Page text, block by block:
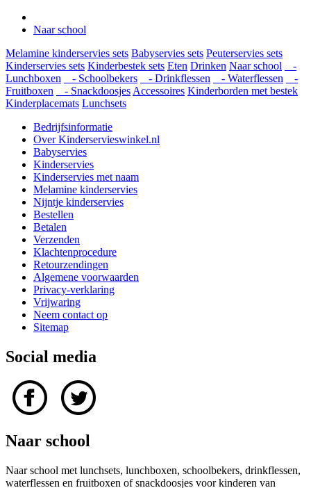
Naar school
Melamine kinderservies sets Babyservies sets Peuterservies sets
Kinderservies sets Kinderbestek sets Eten Drinken Naar school
-
Lunchboxen
- Schoolbekers - Drinkflessen - Waterflessen
-
Fruitboxen
- Snackdoosjes Accessoires Kinderborden met bestek
Kinderplacemats Lunchsets
Bedrijfsinformatie
Over Kinderservieswinkel.nl
Babyservies
Kinderservies
Kinderservies met naam
Melamine kinderservies
Nijntje kinderservies
Bestellen
Betalen
Verzenden
Klachtenprocedure
Retourzendingen
Algemene voorwaarden
Privacy-verklaring
Vrijwaring
Neem contact op
Sitemap
Social media
Naar school
Naar school met lunchsets, lunchboxen, schoolbekers, drinkflessen,
waterflessen en fruitboxen of snackdoosjes voor kinderen van